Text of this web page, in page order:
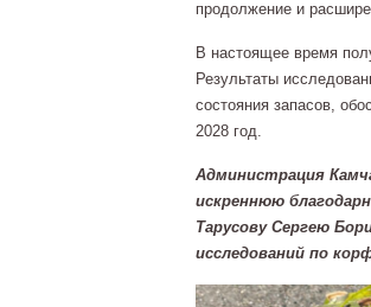
продолжение и
В настоящее время
Результаты
состояния запасов,
2028 год.
Администрация
искреннюю
Тарусову Сергею
исследований по